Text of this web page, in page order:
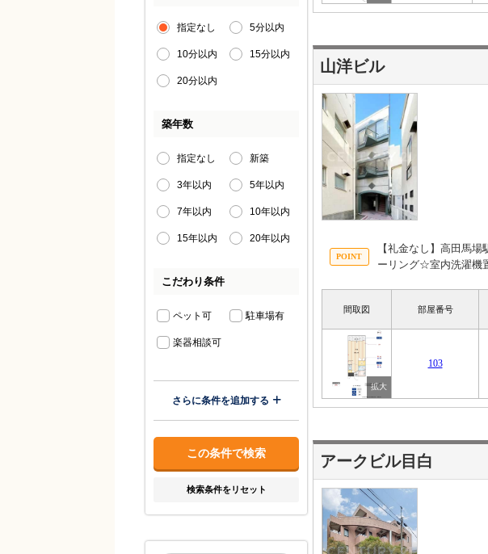
山洋ビル
【礼金なし】高田馬
ーリング☆室内洗濯機
間取図 部屋番号
103
アークビル目白
指定なし 5分以内
10分以内 15分以内
20分以内
築年数
指定なし 新築
3年以内 5年以内
7年以内 10年以内
15年以内 20年以内
こだわり条件
ペット可 駐車場有
楽器相談可
さらに条件を追加する
検索条件をリセット